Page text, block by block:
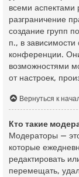
всеми
разграничение
создание групп
п., в
конференции.
возможностями
от настроек,
Вернуться к
Кто такие
Модераторы —
которые
редактировать
перемещать,